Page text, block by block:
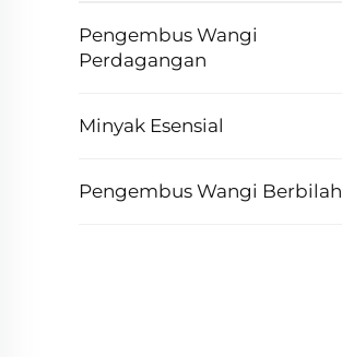
Pengembus Wangi
Perdagangan
Minyak Esensial
Pengembus Wangi Berbilah